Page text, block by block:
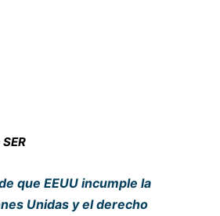
SER
que EEUU incumple la
Unidas y el derecho